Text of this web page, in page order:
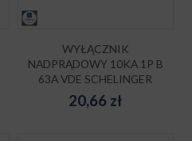
WYŁĄCZNIK
NADPRĄDOWY 10KA 1P B
63A VDE SCHELINGER
20,66 zł